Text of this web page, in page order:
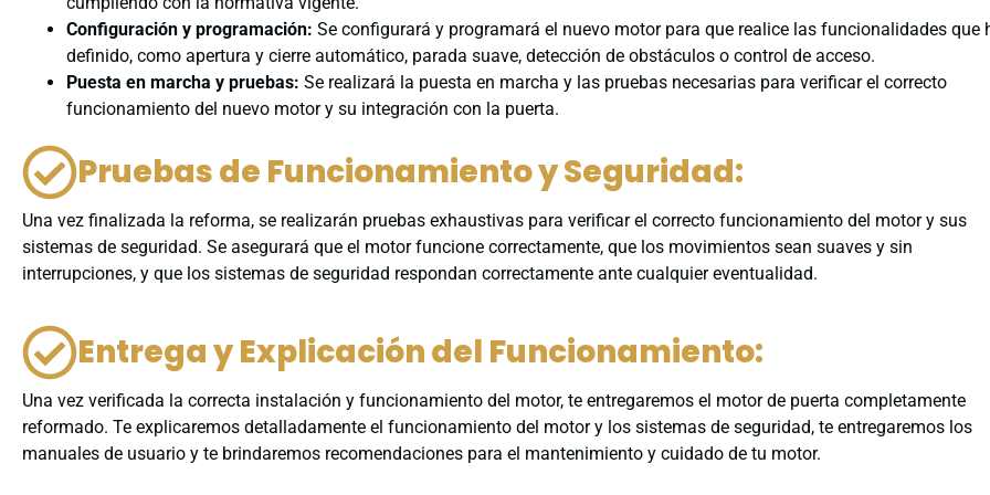
Configuración y programación: Se configurará y programará el nuevo motor para que realice las funcionalidades que
definido, como apertura y cierre automático, parada suave, detección de obstáculos o control de acceso.
Puesta en marcha y pruebas: Se realizará la puesta en marcha y las pruebas necesarias para verificar el correcto
funcionamiento del nuevo motor y su integración con la puerta.
Pruebas de Funcionamiento y Seguridad:
Una vez finalizada la reforma, se realizarán pruebas exhaustivas para verificar el correcto funcionamiento del motor y sus
sistemas de seguridad. Se asegurará que el motor funcione correctamente, que los movimientos sean suaves y sin
interrupciones, y que los sistemas de seguridad respondan correctamente ante cualquier eventualidad.
Entrega y Explicación del Funcionamiento:
Una vez verificada la correcta instalación y funcionamiento del motor, te entregaremos el motor de puerta completamente
reformado. Te explicaremos detalladamente el funcionamiento del motor y los sistemas de seguridad, te entregaremos los
manuales de usuario y te brindaremos recomendaciones para el mantenimiento y cuidado de tu motor.